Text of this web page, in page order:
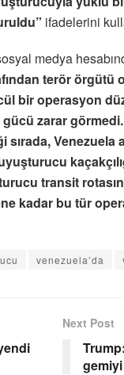
ifadelerini
medya
terör
bir operasyon
zarar
sırada, Venezuela
transit
kadar bu tür
venezuela’da
Next Post